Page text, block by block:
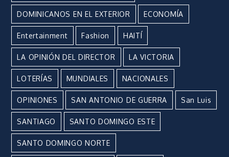
DOMINICANOS EN EL EXTERIOR ECONOMÍA
Entertainment Fashion HAITÍ
LA OPINIÓN DEL DIRECTOR LA VICTORIA
LOTERÍAS MUNDIALES NACIONALES
OPINIONES SAN ANTONIO DE GUERRA San Luis
SANTIAGO SANTO DOMINGO ESTE
SANTO DOMINGO NORTE